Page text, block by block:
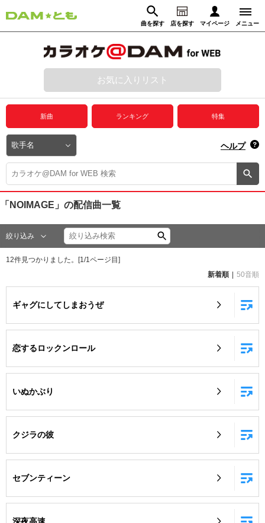
曲を探す 店を探す マイページ メニュー
動画からさがす 録音からさがす
ログイン
プレミアムサービス
DAM★とも動画
DAM★とも録音
カラオケ＠DAM
ユーザー検索
DAMの新曲・ランキングなど
自宅でカラオケ歌い放題！
お気に入りリスト
新曲 ランキング 特集
ヘルプ
「NOIMAGE」 の配信曲一覧
絞り込み
12件見つかりました。[1 /1 ページ目]
新着順
50音順
ギャグにしてしまおうぜ
恋するロックンロール
いぬかぶり
クジラの彼
セブンティーン
深夜高速